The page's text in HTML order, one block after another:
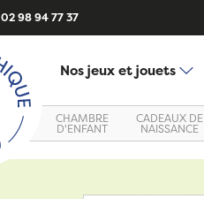
02 98 94 77 37
Nos jeux et jouets
CHAMBRE
D'ENFANT
CADEAUX DE
NAISSANCE